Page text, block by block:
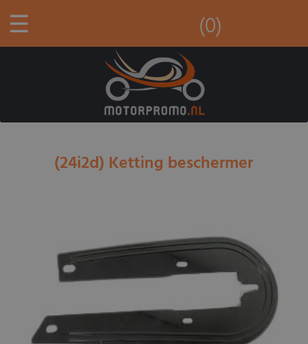
☰ (0)
(24i2d) Ketting beschermer